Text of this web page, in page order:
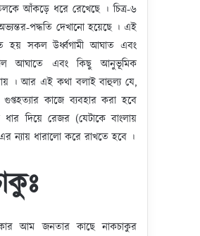
আঁকড়ে ধরে রেখেছে । চিত্র-৬
পদ্ধতি দেখানো হয়েছে । এই
হয় সকল উর্ধ্বগামী আঘাত এবং
আঘাতে এবং কিছু আনুভূমিক
। আর এই কথা বলাই বাহুল্য যে,
গুপ্তহত্যার কাজে ব্যবহার করা হবে
ধার দিয়ে রেজর (যেটাকে বাংলায়
ন্যায় ধারালো করে রাখতে হবে ।
আম জনতার কাছে নাকচাকুর